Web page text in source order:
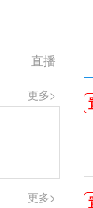
直播
更多>
更多>